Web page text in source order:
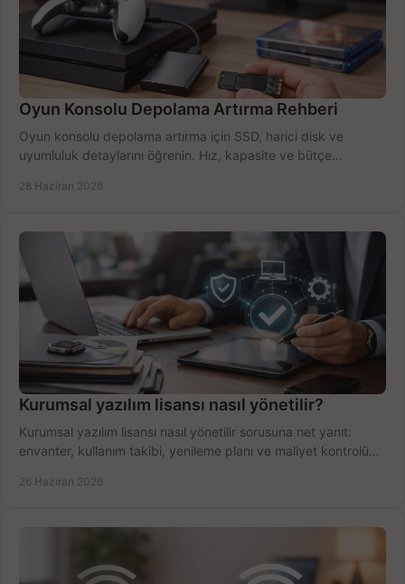
Oyun Konsolu Depolama Artırma Rehberi
Oyun konsolu depolama artırma için SSD, harici disk ve
uyumluluk detaylarını öğrenin. Hız, kapasite ve bütçe
28 Haziran 2026
Kurumsal yazılım lisansı nasıl yönetilir?
Kurumsal yazılım lisansı nasıl yönetilir sorusuna net yanıt:
envanter, kullanım takibi, yenileme planı ve maliyet kontrolü
26 Haziran 2026